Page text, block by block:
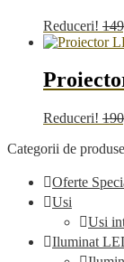
Reduceri!
Reduceri!
Categorii de produse
Oferte
Usi
Usi
Iluminat